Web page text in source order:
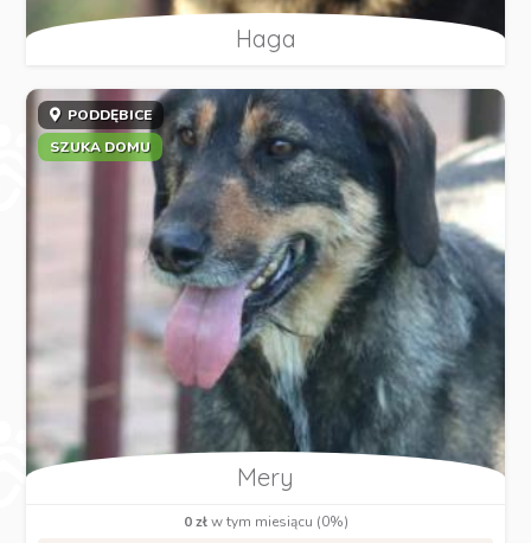
Haga
PODDĘBICE
SZUKA DOMU
Mery
0 złw tym miesiącu (0%)